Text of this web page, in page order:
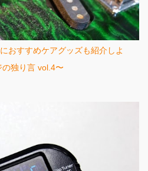
おすすめケアグッズも紹介しよ
独り言 vol.4〜